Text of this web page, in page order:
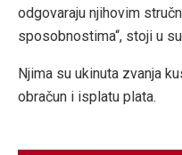
odgovaraju njihovim
sposobnostima“, stoji u
Njima su ukinuta zvanja
obračun i isplatu plata.